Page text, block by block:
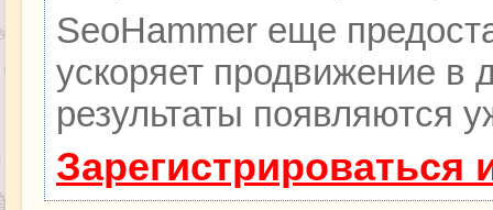
SeoHammer еще
ускоряет продвижение в
результаты появляются